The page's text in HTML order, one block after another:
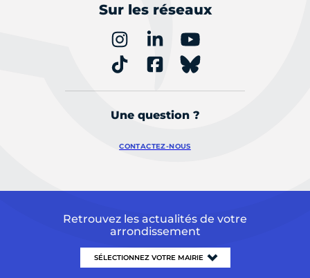
Sur les réseaux
Une question ?
CONTACTEZ-NOUS
Retrouvez les actualités de votre
arrondissement